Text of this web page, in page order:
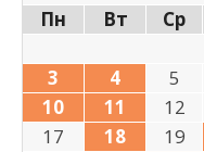
Пн
Вт Ср
3
4 5
10
11 12
17
18 19